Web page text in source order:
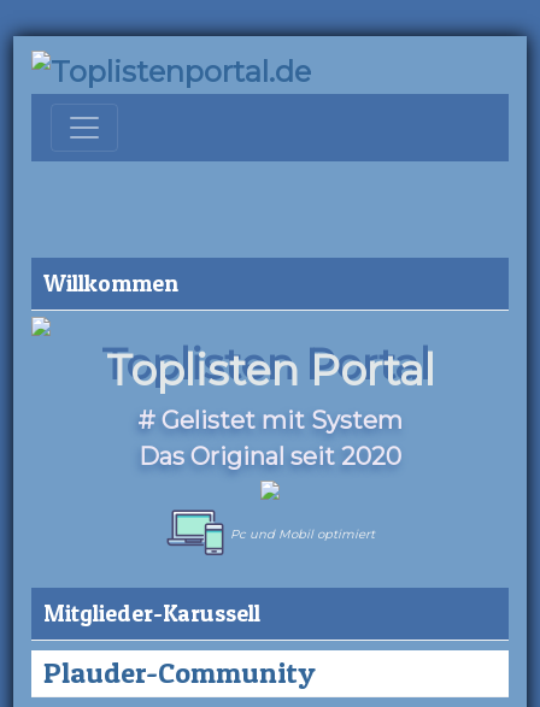
Willkommen
Toplisten Portal
# Gelistet mit System
Das Original seit 2020
Pc und Mobil optimiert
Mitglieder-Karussell
Plauder-Community